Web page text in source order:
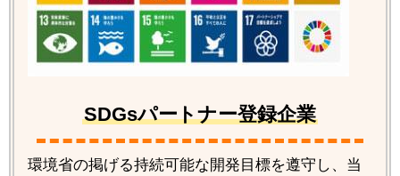
SDGsパートナー登録企業
環境省の掲げる持続可能な開発目標を遵守し、当